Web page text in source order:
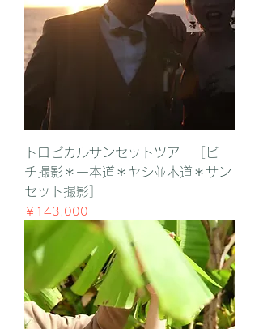
トロピカルサンセットツアー［ビー
チ撮影＊一本道＊ヤシ並木道＊サン
セット撮影］
価格
￥143,000